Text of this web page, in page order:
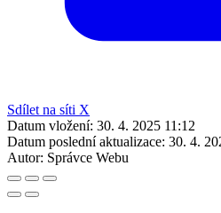
Sdílet na síti X
Datum vložení: 30. 4. 2025 11:12
Datum poslední aktualizace: 30. 4.
Autor: Správce Webu